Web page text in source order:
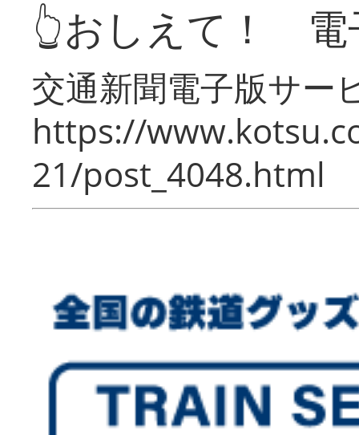
👆おしえて！ 電
交通新聞電子版サー
https://
21/post_4048.html